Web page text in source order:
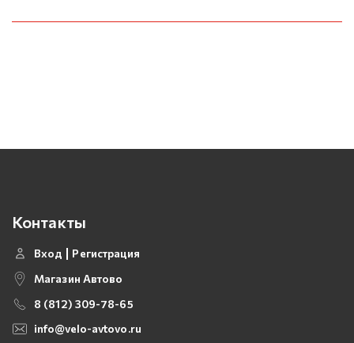
Контакты
Вход
Регистрация
Магазин Автово
8 (812) 309-78-65
info@velo-avtovo.ru